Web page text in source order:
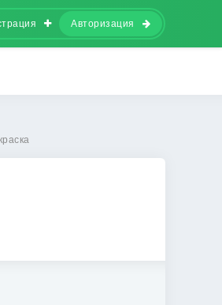
Авторизация